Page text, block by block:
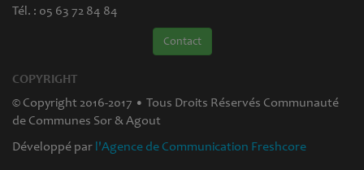
Tél. : 05 63 72 84 84
Contact
COPYRIGHT
© Copyright 2016-2017 • Tous Droits Réservés Communauté
de Communes Sor & Agout
Développé par l'Agence de Communication Freshcore